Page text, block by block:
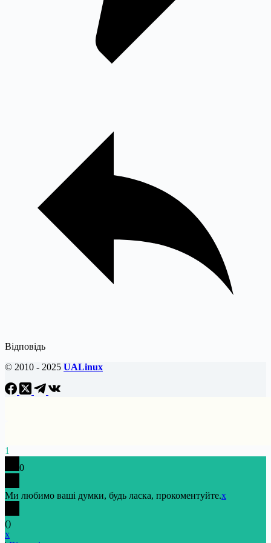
Відповідь
© 2010 - 2025 UALinux
1
0
Ми любимо ваші думки, будь ласка, прокоментуйте.x
()
x